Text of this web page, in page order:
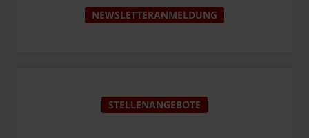
NEWSLETTERANMELDUNG
STELLENANGEBOTE